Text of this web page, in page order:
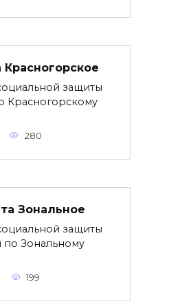
защиты
Красногорскому
280
Зональное
защиты
по Зональному
199